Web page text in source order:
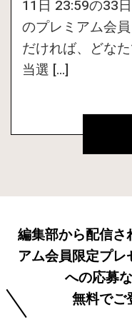
11日 23:59の33
のプレミアム会
だければ、どな
当選 […]
編集部から配信さ
アム会員限定プレ
への応募
無料でご